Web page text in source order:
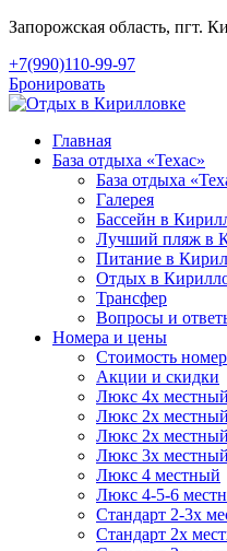
Запорожская область, пгт.
+7(990)110-99-97
Бронировать
Главная
База отдыха «Техас»
База отдыха
Галерея
Бассейн в
Лучший пляж в
Питание в
Отдых в
Трансфер
Вопросы и
Номера и цены
Стоимость
Акции и скидки
Люкc 4х местный
Люкс 2х местный
Люкс 2х местный
Люкс 3х местный
Люкс 4 местный
Люкс 4-5-6
Стандарт 2-3х
Стандарт 2х